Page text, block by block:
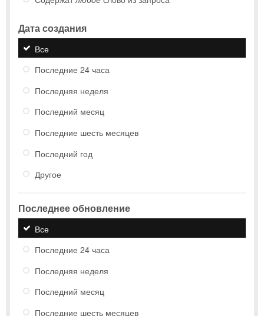
Дата создания
Все
Последние 24 часа
Последняя неделя
Последний месяц
Последние шесть месяцев
Последний год
Другое
Последнее обновление
Все
Последние 24 часа
Последняя неделя
Последний месяц
Последние шесть месяцев